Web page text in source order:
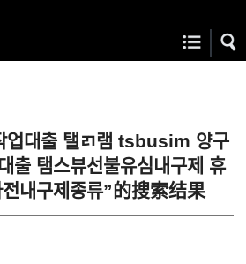
업대출 탤ㄺ램 tsbusim 양구
출 탬스뷰선불유심내구제 휴
내구제종류”的搜索结果